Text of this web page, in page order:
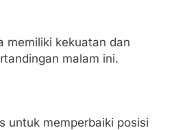
memiliki kekuatan dan
malam ini.
untuk memperbaiki posisi